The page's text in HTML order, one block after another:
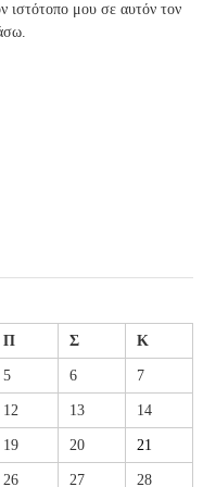
ιστότοπο μου σε αυτόν τον
Π Σ Κ
5 6 7
12 13 14
19 20 21
26 27 28